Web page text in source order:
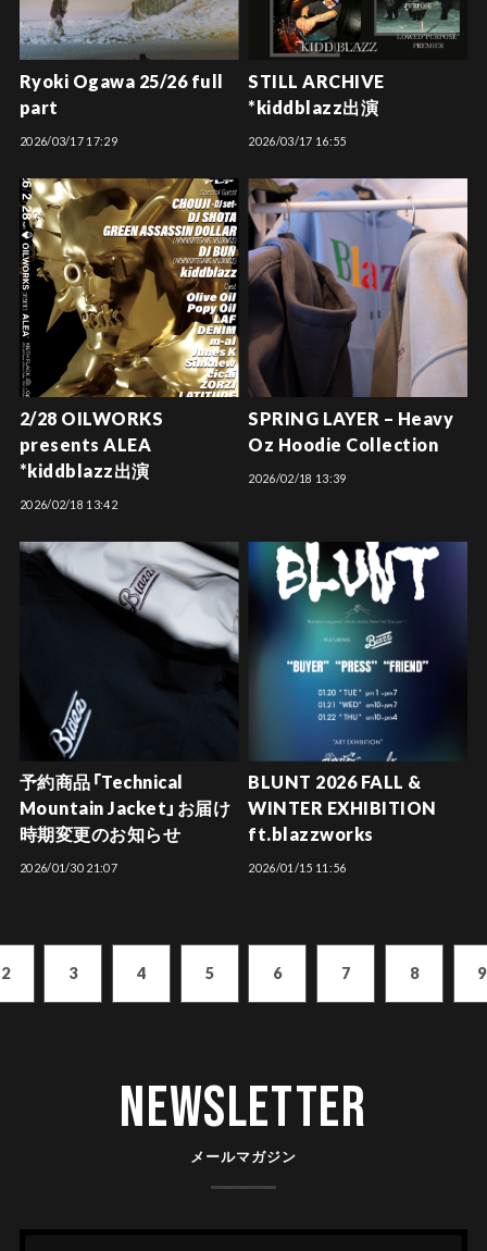
Ryoki Ogawa 25/26 full
part
2026/03/17 17:29
STILL ARCHIVE
*kiddblazz出演
2026/03/17 16:55
2/28 OILWORKS
presents ALEA
*kiddblazz出演
2026/02/18 13:42
SPRING LAYER – Heavy
Oz Hoodie Collection
2026/02/18 13:39
予約商品「Technical
Mountain Jacket」お届け
時期変更のお知らせ
2026/01/30 21:07
BLUNT 2026 FALL &
WINTER EXHIBITION
ft.blazzworks
2026/01/15 11:56
2 3 4 5 6 7 8 9
Newsletter
メールマガジン